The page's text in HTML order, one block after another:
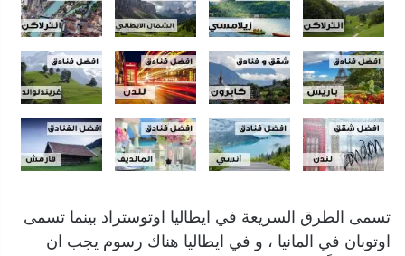
تسمى الطرق السريعة في ايطاليا اوتوستراد بينما تسمى
اوتوبان في المانيا ، و في ايطاليا هناك رسوم يجب ان